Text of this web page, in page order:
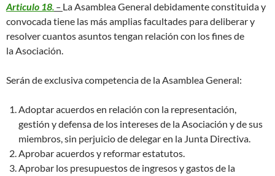
Articulo 18. – La Asamblea General debidamente constituida y
convocada tiene las más amplias facultades para deliberar y
resolver cuantos asuntos tengan relación con los fines de
la Asociación.
Serán de exclusiva competencia de la Asamblea General:
Adoptar acuerdos en relación con la representación,
gestión y defensa de los intereses de la Asociación y de sus
miembros, sin perjuicio de delegar en la Junta Directiva.
Aprobar acuerdos y reformar estatutos.
Aprobar los presupuestos de ingresos y gastos de la